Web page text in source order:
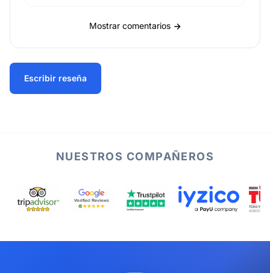
Mostrar comentarios
Escribir reseña
NUESTROS COMPAÑEROS